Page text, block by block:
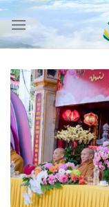
Skip
content